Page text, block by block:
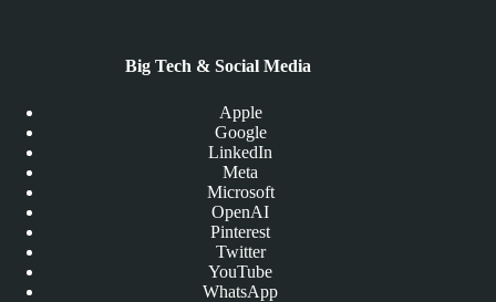
Big Tech & Social Media
Apple
Google
LinkedIn
Meta
Microsoft
OpenAI
Pinterest
Twitter
YouTube
WhatsApp